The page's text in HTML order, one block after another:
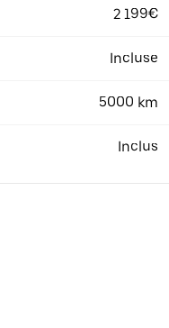
2 199€
Incluse
5000 km
Inclus